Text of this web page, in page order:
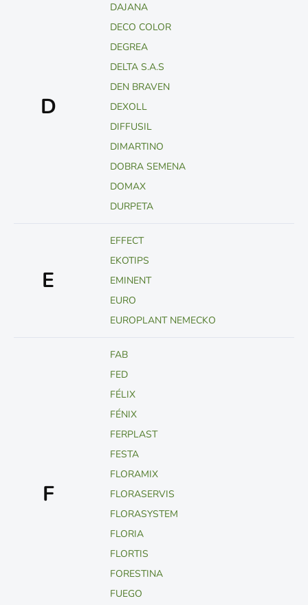
D
DAJANA
DECO COLOR
DEGREA
DELTA S.A.S
DEN BRAVEN
DEXOLL
DIFFUSIL
DIMARTINO
DOBRA SEMENA
DOMAX
DURPETA
E
EFFECT
EKOTIPS
EMINENT
EURO
EUROPLANT NEMECKO
F
FAB
FED
FÉLIX
FÉNIX
FERPLAST
FESTA
FLORAMIX
FLORASERVIS
FLORASYSTEM
FLORIA
FLORTIS
FORESTINA
FUEGO